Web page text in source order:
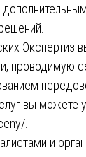
Экспертиз
проводимую
вы можете
и